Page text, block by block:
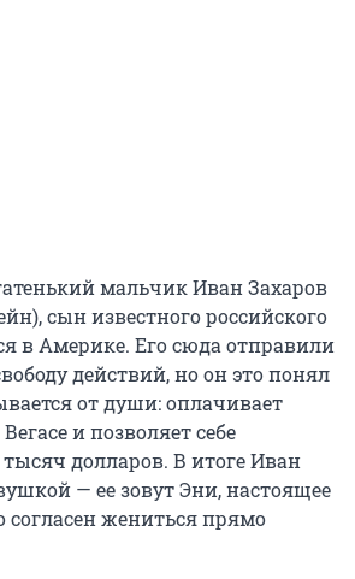
мальчик Иван Захаров
сын известного российского
в Америке. Его сюда отправили
действий, но он это понял
от души: оплачивает
и позволяет себе
тысяч долларов. В итоге Иван
— ее зовут Эни, настоящее
жениться прямо